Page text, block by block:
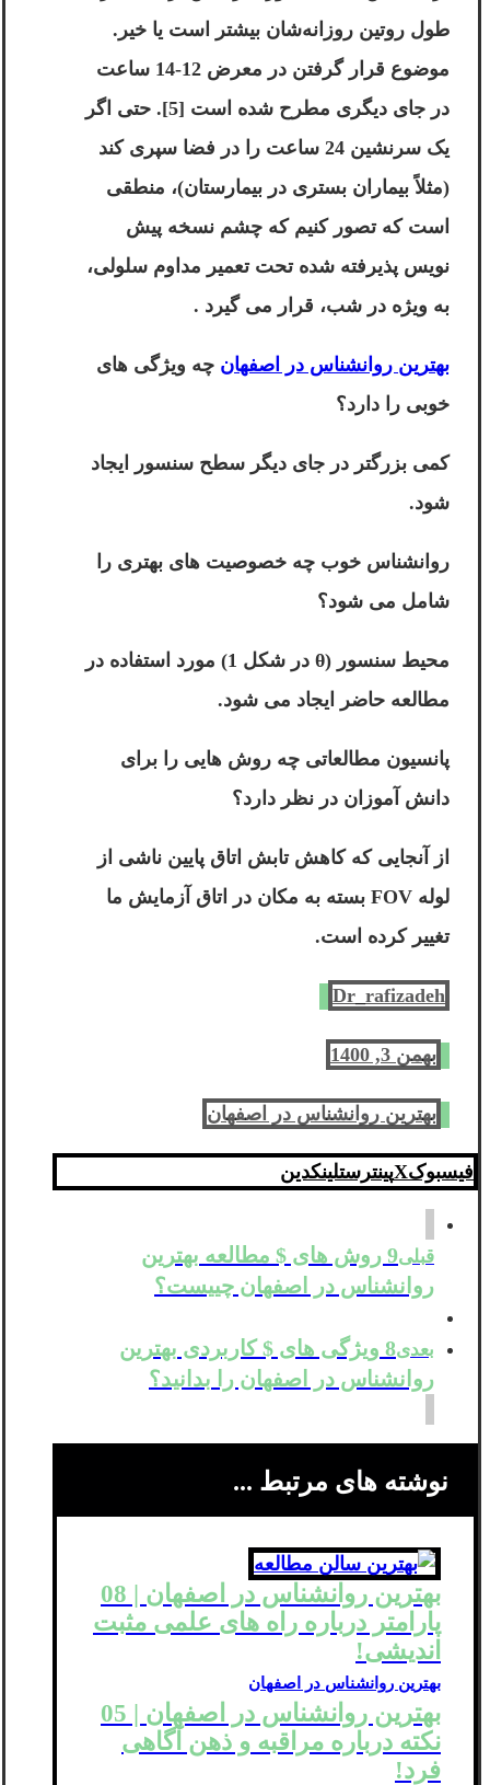
طول روتین روزانه‌شان بیشتر است یا خیر.
موضوع قرار گرفتن در معرض 12-14 ساعت
در جای دیگری مطرح شده است [5]. حتی اگر
یک سرنشین 24 ساعت را در فضا سپری کند
(مثلاً بیماران بستری در بیمارستان)، منطقی
است که تصور کنیم که چشم نسخه پيش
نويس پذيرفته شده تحت تعمیر مداوم سلولی،
به ویژه در شب، قرار می گیرد .
بهترین روانشناس در اصفهان چه ویژگی های
خوبی را دارد؟
کمی بزرگتر در جای دیگر سطح سنسور ایجاد
شود.
روانشناس خوب چه خصوصیت های بهتری را
شامل می شود؟
محیط سنسور (θ در شکل 1) مورد استفاده در
مطالعه حاضر ایجاد می شود.
پانسیون مطالعاتی چه روش هایی را برای
دانش آموزان در نظر دارد؟
از آنجایی که کاهش تابش اتاق پایین ناشی از
لوله FOV بسته به مکان در اتاق آزمایش ما
تغییر کرده است.
Dr_rafizadeh
بهمن 3, 1400
بهترین روانشناس در اصفهان
فیسبوکXپینترستلینکدین
قبلی
9 روش های $ مطالعه بهترین
روانشناس در اصفهان چییست؟
بعدی
8 ویژگی های $ کاربردی بهترین
روانشناس در اصفهان را بدانید؟
نوشته های مرتبط ...
بهترین روانشناس در اصفهان | 08
پارامتر درباره راه های علمی مثبت
اندیشی!
بهترین روانشناس در اصفهان
بهترین روانشناس در اصفهان | 05
نکته درباره مراقبه و ذهن آگاهی
فرد!